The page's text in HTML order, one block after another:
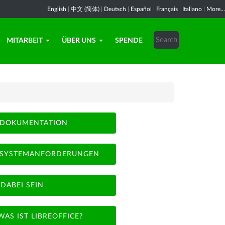
English 中文 (简体) Deutsch Español Français Italiano More...
MITARBEIT ÜBER UNS SPENDE
DOKUMENTATION
SYSTEMANFORDERUNGEN
DABEI SEIN
IST LIBREOFFICE?